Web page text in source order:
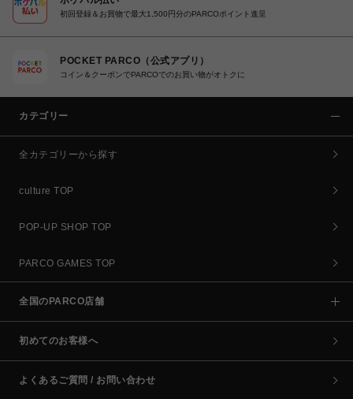
初回登録＆お買物で最大1,500円分のPARCOポイント進呈
POCKET PARCO（公式アプリ）
コイン＆クーポンでPARCOでのお買い物がオトクに
カテゴリー
全カテゴリーから探す
culture TOP
POP-UP SHOP TOP
PARCO GAMES TOP
全国のPARCO店舗
初めてのお客様へ
よくあるご質問 / お問い合わせ